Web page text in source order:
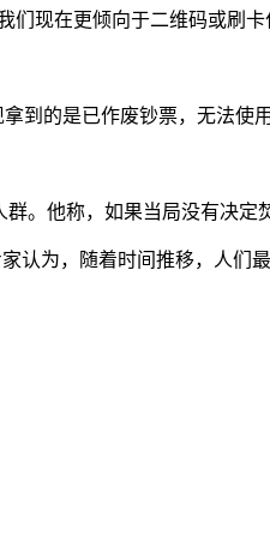
们现在更倾向于二维码或刷卡
到的是已作废钞票，无法使用
。他称，如果当局没有决定
为，随着时间推移，人们